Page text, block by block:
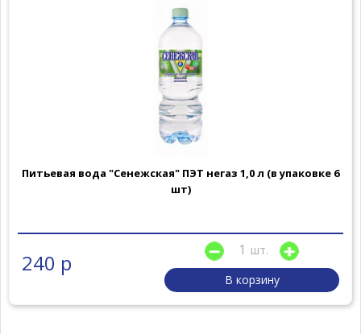
Питьевая вода "Сенежская" ПЭТ негаз 1,0 л (в упаковке 6
шт)
240 р
шт.
В корзину